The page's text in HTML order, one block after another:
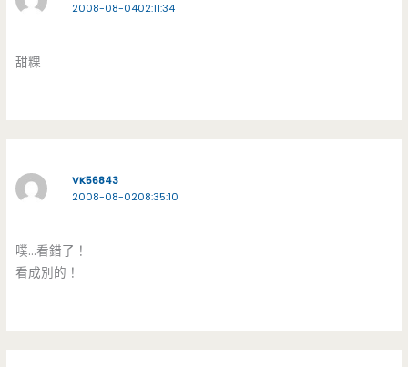
2008-08-0402:11:34
甜粿
VK56843
2008-08-0208:35:10
噗…看錯了！
看成別的！